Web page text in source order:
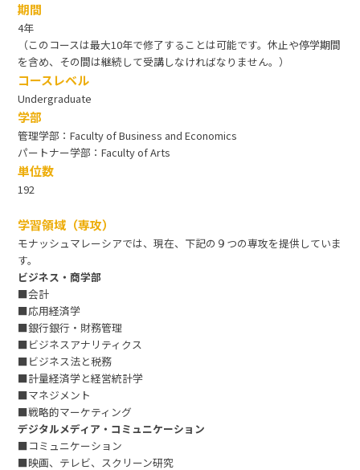
期間
4年
（このコースは最大10年で修了することは可能です。休止や停学期間
を含め、その間は継続して受講しなければなりません。）
コースレベル
Undergraduate
学部
管理学部：Faculty of Business and Economics
パートナー学部：Faculty of Arts
単位数
192
学習領域（専攻）
モナッシュマレーシアでは、現在、下記の９つの専攻を提供していま
す。
ビジネス・商学部
■会計
■応用経済学
■銀行銀行・財務管理
■ビジネスアナリティクス
■ビジネス法と税務
■計量経済学と経営統計学
■マネジメント
■戦略的マーケティング
デジタルメディア・コミュニケーション
■コミュニケーション
■映画、テレビ、スクリーン研究